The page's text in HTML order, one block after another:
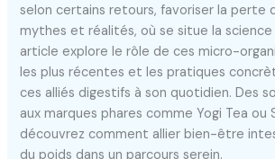
selon certains retours, favoriser la perte
mythes et réalités, où se situe la
article explore le rôle de ces micro-
les plus récentes et les pratiques
ces alliés digestifs à son quotidien. Des
aux marques phares comme Yogi Tea ou
découvrez comment allier bien-être
du poids dans un parcours serein.